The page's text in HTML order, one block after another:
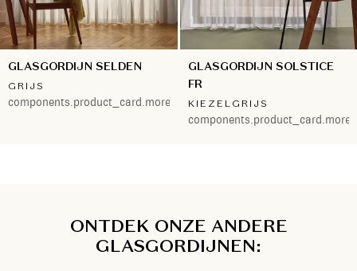
GLASGORDIJN SELDEN
GRIJS
components.product_card.more.both
GLASGORDIJN SOLSTICE
FR
KIEZELGRIJS
ONTDEK ONZE ANDERE
GLASGORDIJNEN: